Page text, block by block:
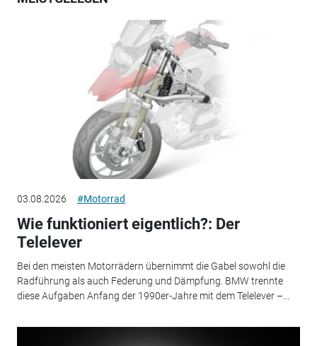
03.08.2026 #Motorrad
Wie funktioniert eigentlich?: Der
Telelever
Bei den meisten Motorrädern übernimmt die Gabel sowohl die
Radführung als auch Federung und Dämpfung. BMW trennte
diese Aufgaben Anfang der 1990er-Jahre mit dem Telelever –...